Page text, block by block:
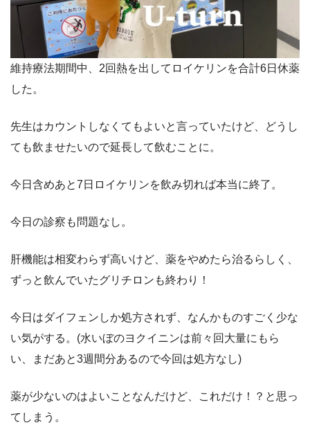
維持療法期間中、2回熱を出してロイケリンを合計6日休薬
した。
先生はカウントしなくてもよいと言っていたけど、どうし
ても飲ませたいので延長して飲むことに。
今日含めあと7日ロイケリンを飲み切れば本当に終了。
今日の診察も問題なし。
肝機能は相変わらず高いけど、薬をやめたら治るらしく、
ずっと飲んでいたグリチロンも終わり！
今日はダイフェンしか処方されず、なんかものすごく少な
い気がする。(水いぼのヨクイニンは前々回大量にもら
い、まだあと3週間分あるので今回は処方なし)
薬が少ないのはよいことなんだけど、これだけ！？と思っ
てしまう。